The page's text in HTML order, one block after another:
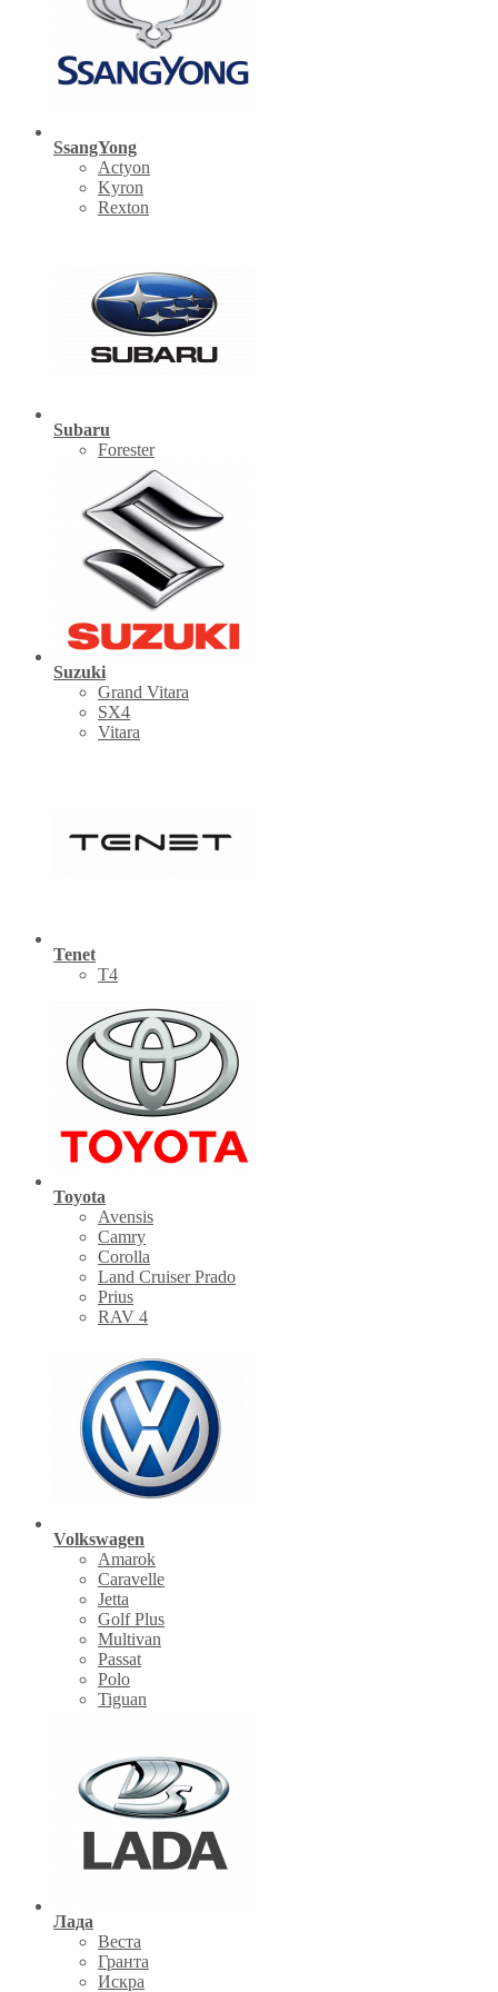
SsangYong
Actyon
Kyron
Rexton
Subaru
Forester
Suzuki
Grand Vitara
SX4
Vitara
Tenet
Т4
Toyota
Avensis
Camry
Corolla
Land Cruiser Prado
Prius
RAV 4
Volkswagen
Amarok
Caravelle
Jetta
Golf Plus
Multivan
Passat
Polo
Tiguan
Лада
Веста
Гранта
Искра